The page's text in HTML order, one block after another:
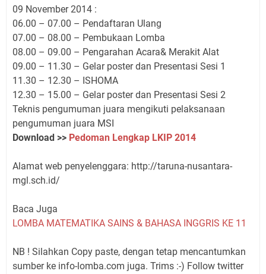
09 November 2014 :
06.00 – 07.00 – Pendaftaran Ulang
07.00 – 08.00 – Pembukaan Lomba
08.00 – 09.00 – Pengarahan Acara& Merakit Alat
09.00 – 11.30 – Gelar poster dan Presentasi Sesi 1
11.30 – 12.30 – ISHOMA
12.30 – 15.00 – Gelar poster dan Presentasi Sesi 2
Teknis pengumuman juara mengikuti pelaksanaan
pengumuman juara MSI
Download >> Pedoman Lengkap LKIP 2014
Alamat web penyelenggara: http://taruna-nusantara-
mgl.sch.id/
Baca Juga
LOMBA MATEMATIKA SAINS & BAHASA INGGRIS KE 11
NB ! Silahkan Copy paste, dengan tetap mencantumkan
sumber ke info-lomba.com juga. Trims :-) Follow twitter